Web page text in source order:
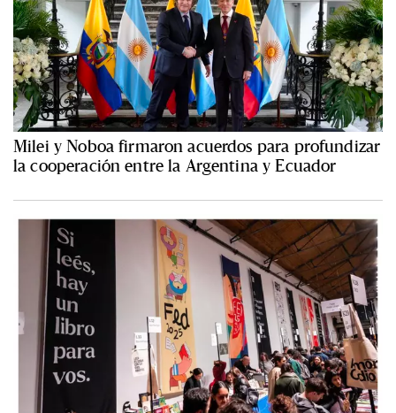
Milei y Noboa firmaron acuerdos para profundizar
la cooperación entre la Argentina y Ecuador